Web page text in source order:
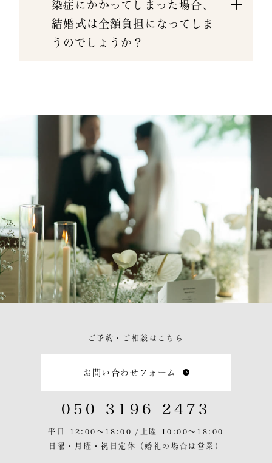
染症にかかってしまった場合、
結婚式は全額負担になってしま
うのでしょうか？
ご予約・ご相談はこちら
お問い合わせフォーム
050 3196 2473
平日 12:00〜18:00 / 土曜 10:00〜18:00
日曜・月曜・祝日定休
（婚礼の場合は営業）